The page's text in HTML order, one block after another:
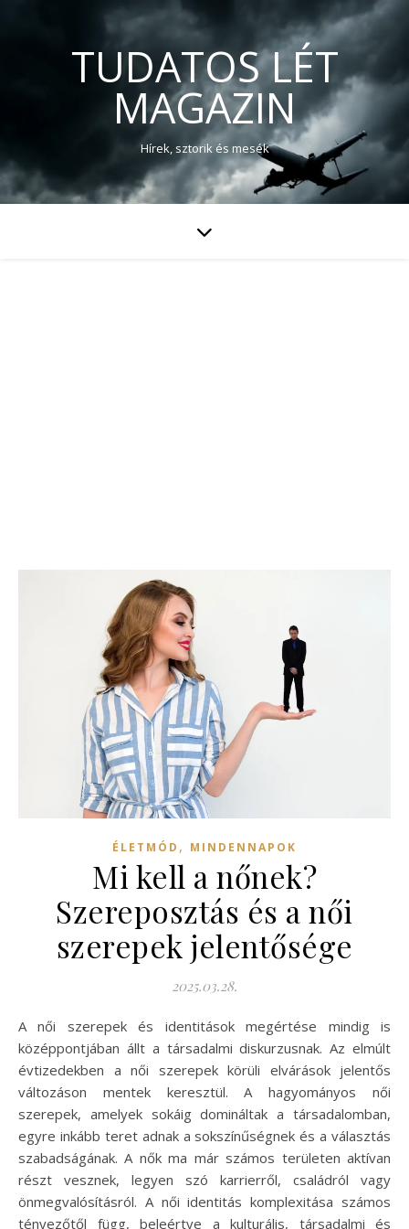
TUDATOS LÉT
MAGAZIN
Hírek, sztorik és mesék
ÉLETMÓD , MINDENNAPOK
Mi kell a nőnek?
Szereposztás és a női
szerepek jelentősége
2025.03.28.
A női szerepek és identitások megértése mindig is
középpontjában állt a társadalmi diskurzusnak. Az elmúlt
évtizedekben a női szerepek körüli elvárások jelentős
változáson mentek keresztül. A hagyományos női
szerepek, amelyek sokáig domináltak a társadalomban,
egyre inkább teret adnak a sokszínűségnek és a választás
szabadságának. A nők ma már számos területen aktívan
részt vesznek, legyen szó karrierről, családról vagy
önmegvalósításról. A női identitás komplexitása számos
tényezőtől függ, beleértve a kulturális, társadalmi és